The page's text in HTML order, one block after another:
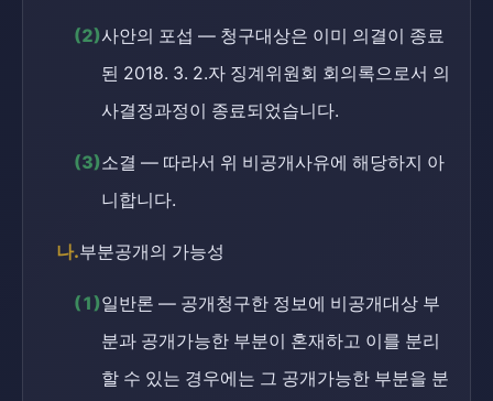
(2)사안의 포섭 — 청구대상은 이미 의결이 종료
된 2018. 3. 2.자 징계위원회 회의록으로서 의
사결정과정이 종료되었습니다.
(3)소결 — 따라서 위 비공개사유에 해당하지 아
니합니다.
나.부분공개의 가능성
(1)일반론 — 공개청구한 정보에 비공개대상 부
분과 공개가능한 부분이 혼재하고 이를 분리
할 수 있는 경우에는 그 공개가능한 부분을 분